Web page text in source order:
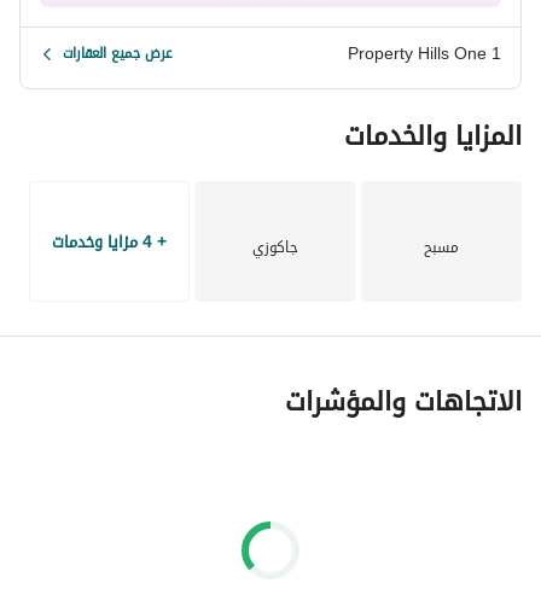
Property Hills One 1 عرض جميع العقارات
المزايا والخدمات
مسبح جاكوزي + 4 مزايا وخدمات
الاتجاهات والمؤشرات